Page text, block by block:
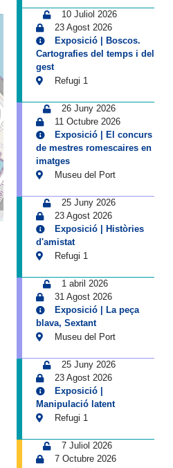
10 Juliol 2026
23 Agost 2026
Exposició | Boscos.
Cartografies del temps i del
gest
Refugi 1
26 Juny 2026
11 Octubre 2026
Exposició | El concurs
de mestres romescaires en
imatges
Museu del Port
25 Juny 2026
23 Agost 2026
Exposició | Històries
d'amistat
Refugi 1
1 abril 2026
31 Agost 2026
Exposició | La peça
blava, Sextant
Museu del Port
25 Juny 2026
23 Agost 2026
Exposició |
Manipulació latent
Refugi 1
7 Juliol 2026
7 Octubre 2026